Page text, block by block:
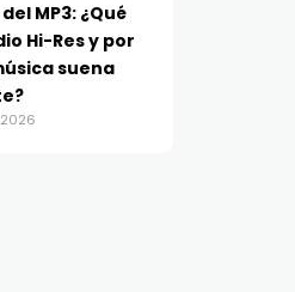
MP3: ¿Qué
Hi-Res y por
suena
2026